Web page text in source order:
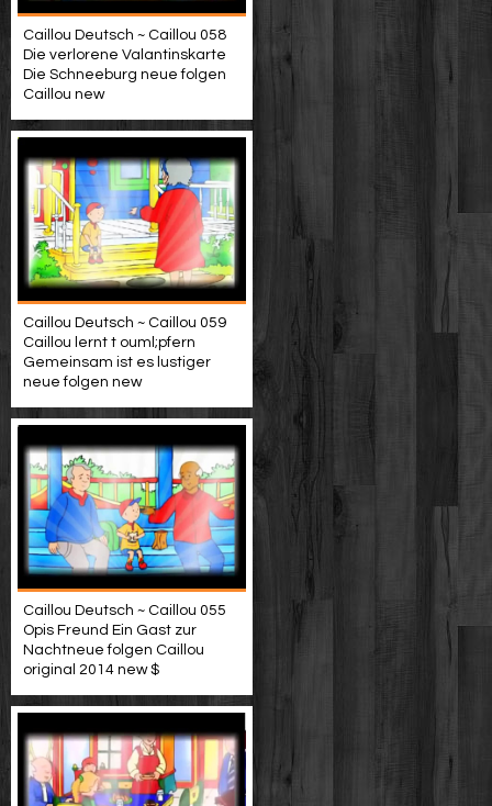
Caillou Deutsch ~ Caillou 058
Die verlorene Valantinskarte
Die Schneeburg neue folgen
Caillou new
Caillou Deutsch ~ Caillou 059
Caillou lernt t ouml;pfern
Gemeinsam ist es lustiger
neue folgen new
Caillou Deutsch ~ Caillou 055
Opis Freund Ein Gast zur
Nachtneue folgen Caillou
original 2014 new $